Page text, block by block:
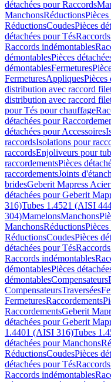
détachées pour Raccords
ManchonsRéductions
RéductionsCoudesPièces
détachées pour Tés
Raccords indémontables
démontablesPièces
démontablesFermetures
FermeturesAppliquesPièces
distribution avec raccord
distribution avec raccord
pour Tés pour chauffage
détachées pour
détachées pour Accessoires
raccordsIsolations pour
raccordsEnjoliveurs pour
raccordementsPièces
raccordementsJoints
bridesGeberit Mapress
détachées pour Geberit
316)Tubes 1.4521 (AISI
304)MamelonsManchons
ManchonsRéductions
RéductionsCoudesPièces
détachées pour Tés
Raccords indémontables
démontablesPièces
démontablesCompensateurs
CompensateursTraversées
FermeturesRaccordements
RaccordementsGeberit
détachées pour Geberit
1.4401 (AISI 316)Tubes
détachées pour Manchons
RéductionsCoudesPièces
détachées pour Tés
Raccords indémontables